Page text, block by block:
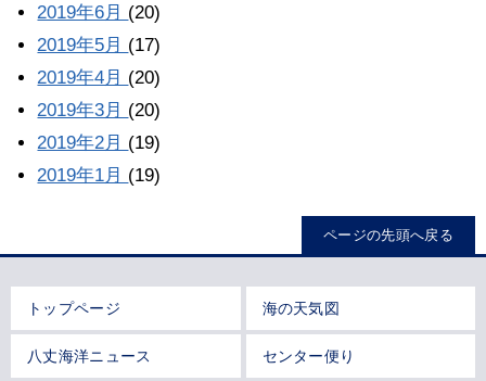
2019年6月 (20)
2019年5月 (17)
2019年4月 (20)
2019年3月 (20)
2019年2月 (19)
2019年1月 (19)
ページの先頭へ戻る
トップページ 海の天気図
八丈海洋ニュース センター便り